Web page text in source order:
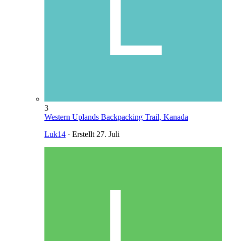
3
Western Uplands Backpacking Trail, Kanada
Luk14 · Erstellt 27. Juli